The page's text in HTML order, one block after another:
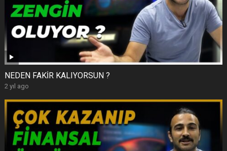
NEDEN FAKİR KALIYORSUN ?
2 yıl ago